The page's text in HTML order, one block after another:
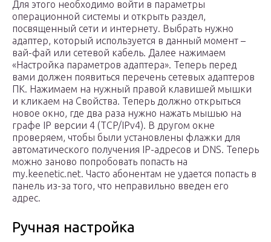
Для этого необходимо войти в параметры
операционной системы и открыть раздел,
посвященный сети и интернету. Выбрать нужно
адаптер, который используется в данный момент –
вай-фай или сетевой кабель. Далее нажимаем
«Настройка параметров адаптера». Теперь перед
вами должен появиться перечень сетевых адаптеров
ПК. Нажимаем на нужный правой клавишей мышки
и кликаем на Свойства. Теперь должно открыться
новое окно, где два раза нужно нажать мышью на
графе IP версии 4 (TCP/IPv4). В другом окне
проверяем, чтобы были установлены флажки для
автоматического получения IP-адресов и DNS. Теперь
можно заново попробовать попасть на
my.keenetic.net. Часто абонентам не удается попасть в
панель из-за того, что неправильно введен его
адрес.
Ручная настройка